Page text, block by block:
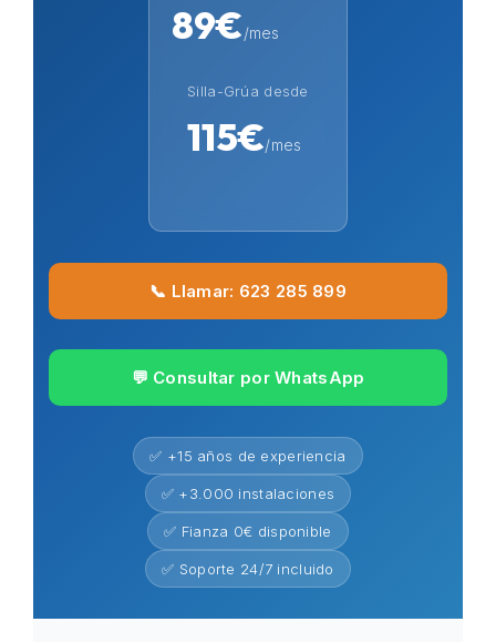
89€/mes
Silla-Grúa desde
115€/mes
📞 Llamar: 623 285 899
💬 Consultar por WhatsApp
✅ +15 años de experiencia
✅ +3.000 instalaciones
✅ Fianza 0€ disponible
✅ Soporte 24/7 incluido